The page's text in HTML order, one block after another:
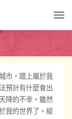
市，踏上屬於我
預計有什麼會出
降的不幸。雖然
我的世界了。縱